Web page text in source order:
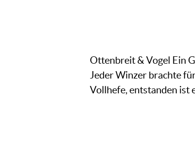
Ottenbreit & Vogel Ein
Jeder Winzer brachte
Vollhefe, entstanden ist